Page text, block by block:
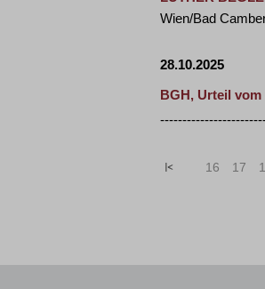
Wien/Bad
28.10.2025
BGH, Urteil vom
« 16 17